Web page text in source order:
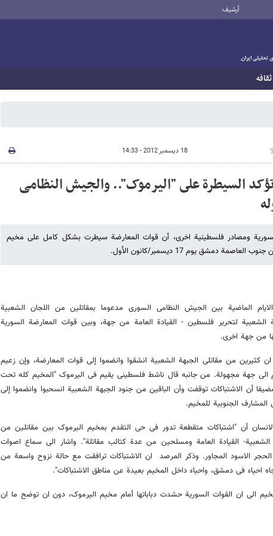
أرشيف
ثقافه
18 ديسمبر 2012 - 14:33
السیطرة على "الیرموک".. والجیش النظامی
ومصادر فلسطینیة اخرى، أن قوات المعارضة سیطرت بشکل کامل على مخیم
دمشق یوم 17 دیسمبر/کانون الأول.
الماضیة بین الجیش النظامی السوری مدعوما بمقاتلین من اللجان الشعبیة
الشعبیة لتحریر فلسطین - القیادة العامة من جهة، وبین قوات المعارضة السوریة
من جهة اخرى.
کثیرین من مقاتلی الجبهة الشعبیة انشقوا وانضموا إلى قوات المعارضة، وإن زعیم
الى جهة مجهولة. من جانبه قال ناشط فلسطینی یقیم فی الیرموک "المخیم کله تحت
أن الاشتباکات توقفت وأن الباقین من جنود الجبهة الشعبیة انسحبوا وانضموا إلى
الجنوبیة للمخیم.
أن "اشتباکات متقطعة تدور فی حی التقدم بمخیم الیرموک بین مقاتلین من
الشعبیة- القیادة العامة ومسلحین من عدة کتائب مقاتلة". واشار الى سماع اصوات
الاسود المجاور. وذکر المرصد ان الاشتباکات ترافقت مع حالة نزوح واسعة من
احیاء فی دمشق، واحیاء داخل المخیم بعیدة عن مناطق الاشتباکات".
الى ان القوات السوریة حشدت دباباتها أمام مخیم الیرموک، دون ان توضح ما ان